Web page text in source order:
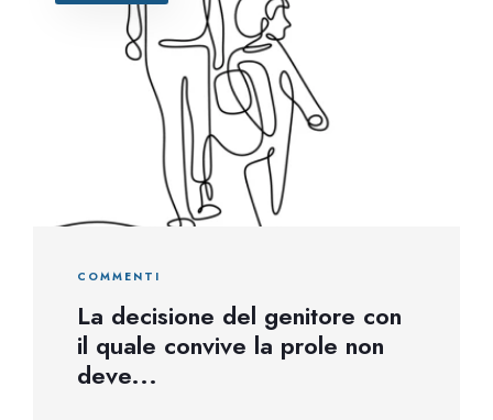
COMMENTI
La decisione del genitore con
il quale convive la prole non
deve...